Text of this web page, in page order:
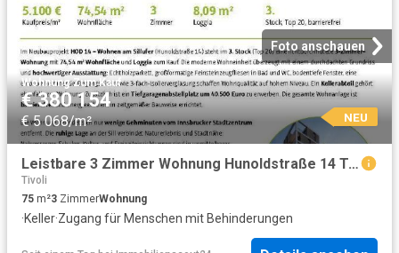
Foto anschauen
Wohnung·Zum Kauf
€ 380 154
€ 5 068/m² NEU
Leistbare 3 Zimmer Wohnung Hunoldstraße 14 Top 20
Tivoli
75 m²3 ZimmerWohnung
·Keller·Zugang für Menschen mit Behinderungen